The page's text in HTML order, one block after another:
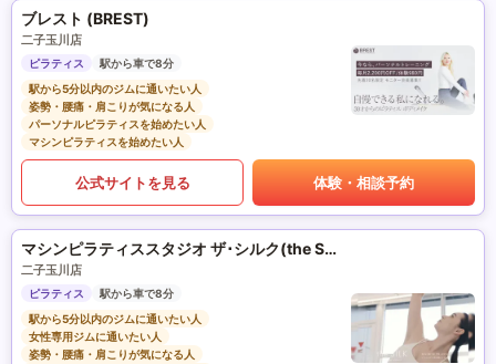
ブレスト (BREST)
二子玉川店
ピラティス
駅から車で8分
駅から5分以内のジムに通いたい人
姿勢・腰痛・肩こりが気になる人
パーソナルピラティスを始めたい人
マシンピラティスを始めたい人
公式サイトを見る 体験・相談予約
マシンピラティススタジオ ザ･シルク(the SILK)
二子玉川店
ピラティス
駅から車で8分
駅から5分以内のジムに通いたい人
女性専用ジムに通いたい人
姿勢・腰痛・肩こりが気になる人